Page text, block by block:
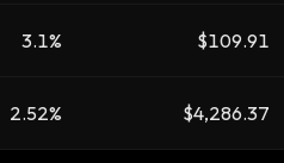
3.1% $109.91
2.52% $4,286.37